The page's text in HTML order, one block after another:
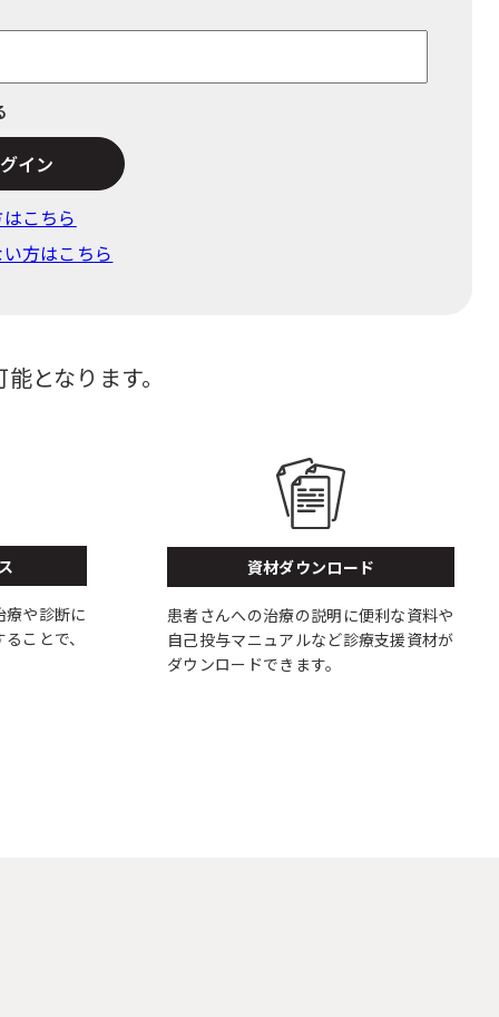
イン
こちら
方はこちら
となります。
療や診断に
ことで、
資材ダウンロード
患者さんへの治療の説明に便利な資料や
自己投与マニュアルなど診療支援資材が
ダウンロードできます。